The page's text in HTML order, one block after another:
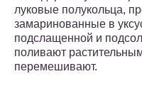
луковые полукольца,
замаринованные в
подслащенной и
поливают
перемешивают.